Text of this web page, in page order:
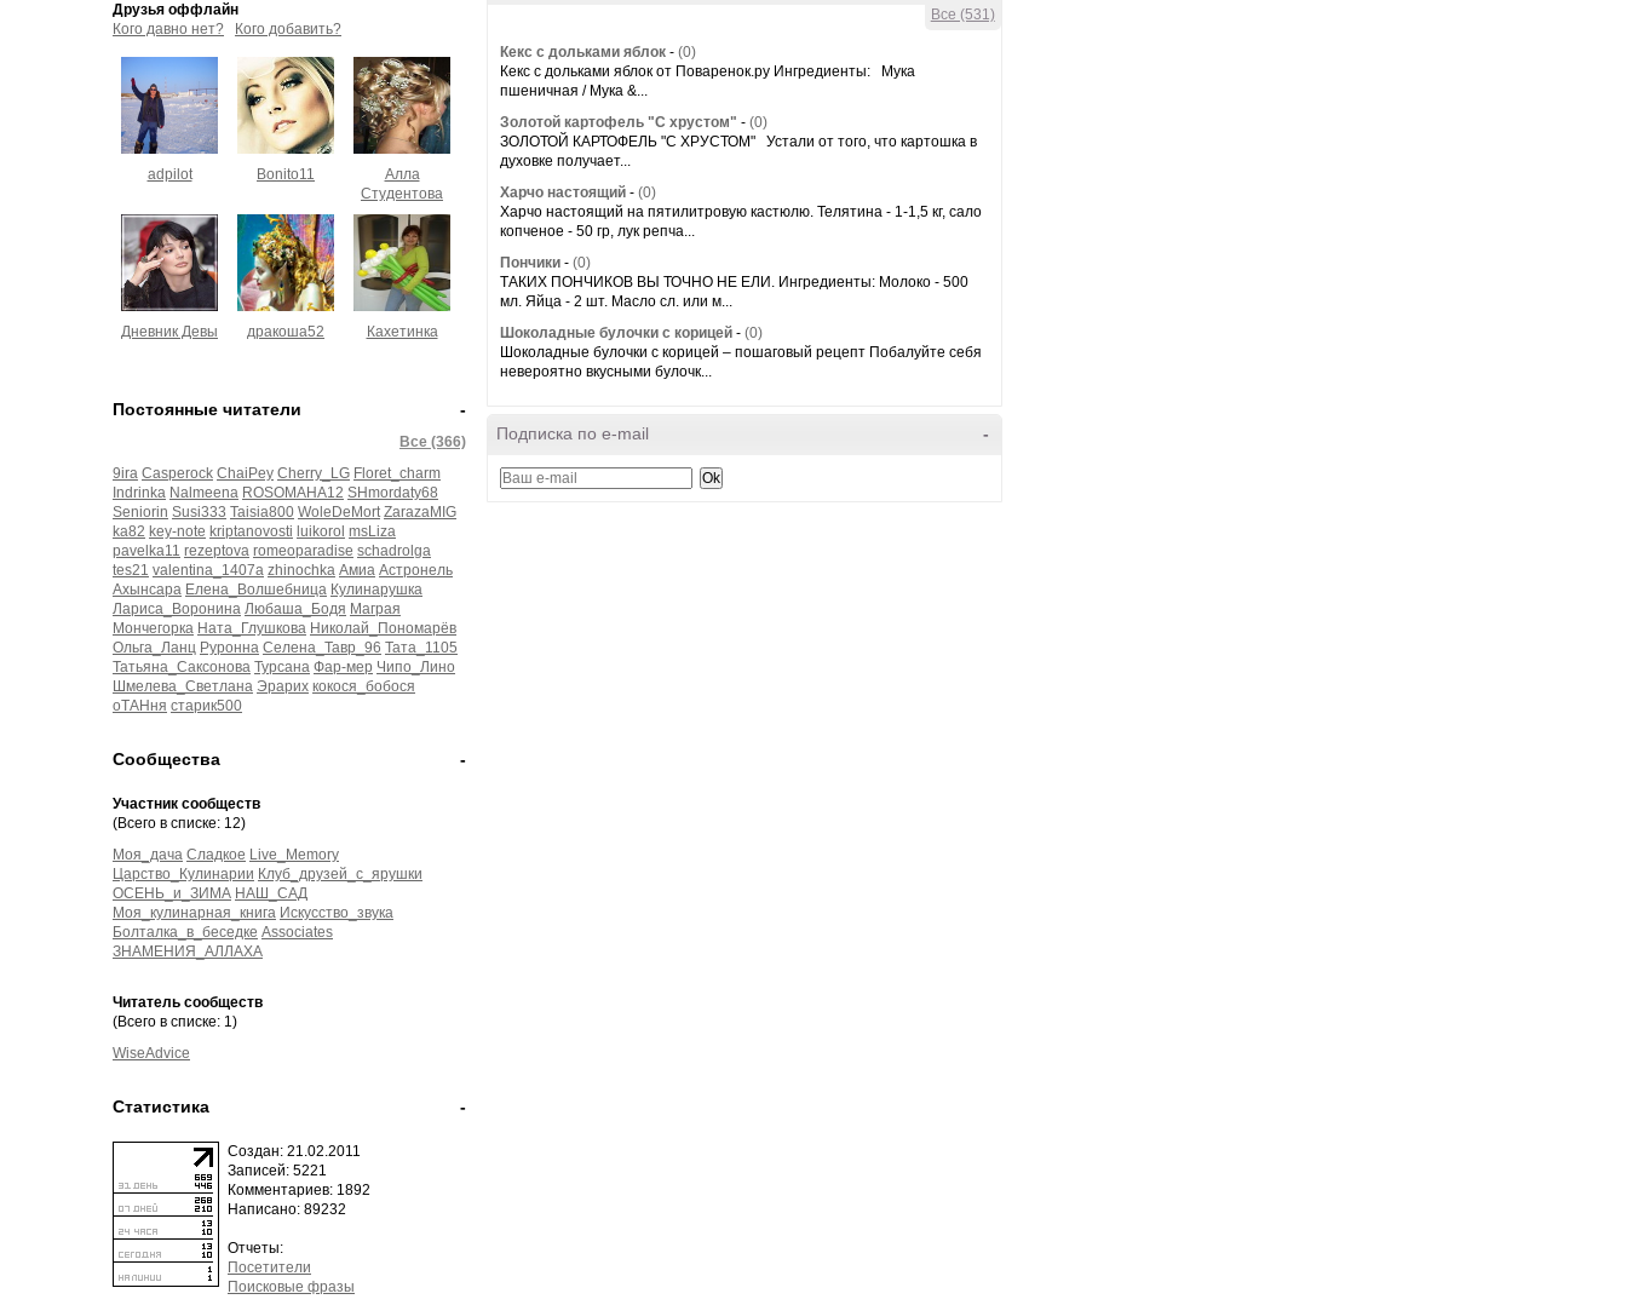
Друзья оффлайн
Кого давно нет?
Кого добавить?
adpilot Bonito11
Алла
Студентова
Дневник Девы дракоша52 Кахетинка
-
Постоянные читатели
Все (366)
9ira Casperock ChaiPey Cherry_LG Floret_charm
Indrinka Nalmeena ROSOMAHA12 SHmordaty68
Seniorin Susi333 Taisia800 WoleDeMort ZarazaMIG
ka82 key-note kriptanovosti luikorol msLiza
pavelka11 rezeptova romeoparadise schadrolga
tes21 valentina_1407a zhinochka Амиа Астронель
Ахынсара Елена_Волшебница Кулинарушка
Лариса_Воронина Любаша_Бодя Маграя
Мончегорка Ната_Глушкова Николай_Пономарёв
Ольга_Ланц Руронна Селена_Тавр_96 Тата_1105
Татьяна_Саксонова Турсана Фар-мер Чипо_Лино
Шмелева_Светлана Эрарих кокося_бобося
оТАНня старик500
-
Сообщества
Участник сообществ
(Всего в списке: 12)
Моя_дача Сладкое Live_Memory
Царство_Кулинарии Клуб_друзей_с_ярушки
ОСЕНЬ_и_ЗИМА НАШ_САД
Моя_кулинарная_книга Искусство_звука
Болталка_в_беседке Associates
ЗНАМЕНИЯ_АЛЛАХА
Читатель сообществ
(Всего в списке: 1)
WiseAdvice
-
Статистика
Создан: 21.02.2011
Записей: 5221
Комментариев: 1892
Написано: 89232
Отчеты:
Посетители
Поисковые фразы
Все (531)
Кекс с дольками яблок - (0)
Кекс с дольками яблок от Поваренок.ру Ингредиенты: Мука
пшеничная / Мука &...
Золотой картофель "С хрустом" - (0)
ЗОЛОТОЙ КАРТОФЕЛЬ "С ХРУСТОМ" Устали от того, что картошка в
духовке получает...
Харчо настоящий - (0)
Харчо настоящий на пятилитровую кастюлю. Телятина - 1-1,5 кг, сало
копченое - 50 гр, лук репча...
Пончики - (0)
ТАКИХ ПОНЧИКОВ ВЫ ТОЧНО НЕ ЕЛИ. Ингредиенты: Молоко - 500
мл. Яйца - 2 шт. Масло сл. или м...
Шоколадные булочки с корицей - (0)
Шоколадные булочки с корицей – пошаговый рецепт Побалуйте себя
невероятно вкусными булочк...
-
Подписка по e-mail